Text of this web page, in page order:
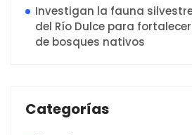
Investigan la fauna
del Río Dulce para
de bosques nativos
Categorías